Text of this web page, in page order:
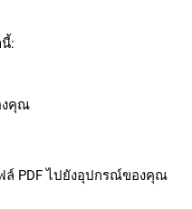
:
งคุณ
ล์ PDF ไปยังอุปกรณ์ของคุณ